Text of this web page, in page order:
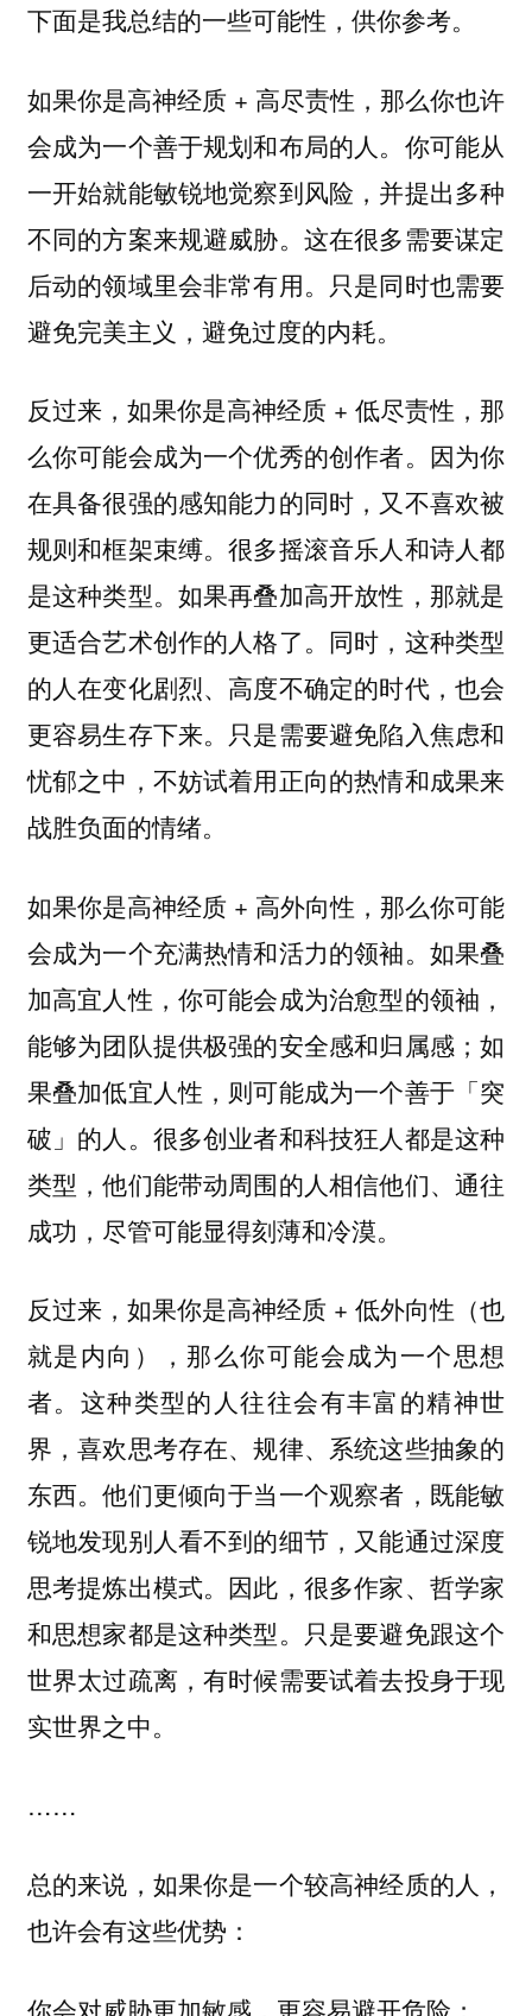
下面是我总结的一些可能性，供你参考。
如果你是高神经质 + 高尽责性，那么你也许
会成为一个善于规划和布局的人。你可能从
一开始就能敏锐地觉察到风险，并提出多种
不同的方案来规避威胁。这在很多需要谋定
后动的领域里会非常有用。只是同时也需要
避免完美主义，避免过度的内耗。
反过来，如果你是高神经质 + 低尽责性，那
么你可能会成为一个优秀的创作者。因为你
在具备很强的感知能力的同时，又不喜欢被
规则和框架束缚。很多摇滚音乐人和诗人都
是这种类型。如果再叠加高开放性，那就是
更适合艺术创作的人格了。同时，这种类型
的人在变化剧烈、高度不确定的时代，也会
更容易生存下来。只是需要避免陷入焦虑和
忧郁之中，不妨试着用正向的热情和成果来
战胜负面的情绪。
如果你是高神经质 + 高外向性，那么你可能
会成为一个充满热情和活力的领袖。如果叠
加高宜人性，你可能会成为治愈型的领袖，
能够为团队提供极强的安全感和归属感；如
果叠加低宜人性，则可能成为一个善于「突
破」的人。很多创业者和科技狂人都是这种
类型，他们能带动周围的人相信他们、通往
成功，尽管可能显得刻薄和冷漠。
反过来，如果你是高神经质 + 低外向性（也
就是内向），那么你可能会成为一个思想
者。这种类型的人往往会有丰富的精神世
界，喜欢思考存在、规律、系统这些抽象的
东西。他们更倾向于当一个观察者，既能敏
锐地发现别人看不到的细节，又能通过深度
思考提炼出模式。因此，很多作家、哲学家
和思想家都是这种类型。只是要避免跟这个
世界太过疏离，有时候需要试着去投身于现
实世界之中。
……
总的来说，如果你是一个较高神经质的人，
也许会有这些优势：